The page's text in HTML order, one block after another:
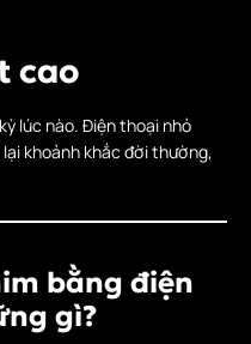
cao
lúc nào. Điện thoại nhỏ
khoảnh khắc đời thường,
bằng điện
gì?